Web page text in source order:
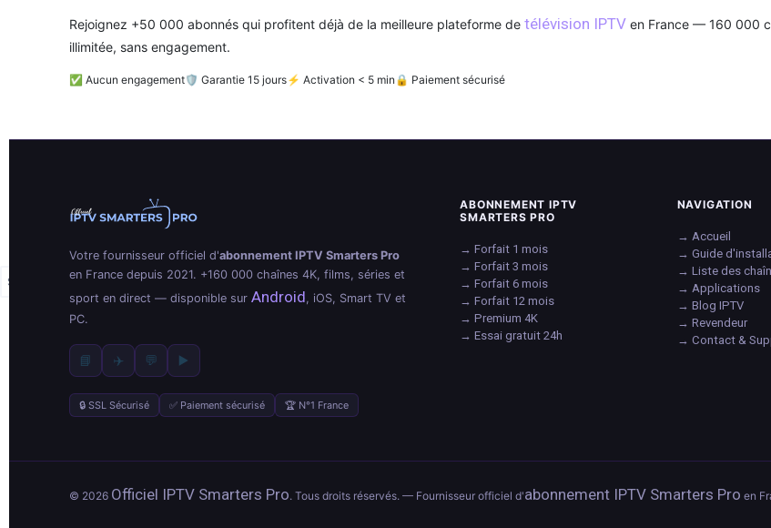
Rejoignez +50 000 abonnés qui profitent déjà de la meilleure plateforme detélévision IPTV en France — 160 000
illimitée, sans engagement.
✅ Aucun engagement🛡️ Garantie 15 jours⚡ Activation < 5 min 🔒 Paiement sécurisé
Votre fournisseur officiel d'abonnement IPTV Smarters Pro
en France depuis 2021. +160 000 chaînes 4K, films, séries et
sport en direct — disponible surAndroid, iOS, Smart TV et
PC.
📘 ✈️ 💬 ▶️
🔒 SSL Sécurisé ✅ Paiement sécurisé 🏆 N°1 France
ABONNEMENT IPTV
SMARTERS PRO
→ Forfait 1 mois
→ Forfait 3 mois
→ Forfait 6 mois
→ Forfait 12 mois
→ Premium 4K
→ Essai gratuit 24h
NAVIGATION
→ Accueil
→ Guide
→ Liste des
→ Applications
→ Blog IPTV
→ Revendeur
→ Contact &
© 2026 Officiel IPTV Smarters Pro. Tous droits réservés. — Fournisseur officiel d'abonnement IPTV Smarters Pro en